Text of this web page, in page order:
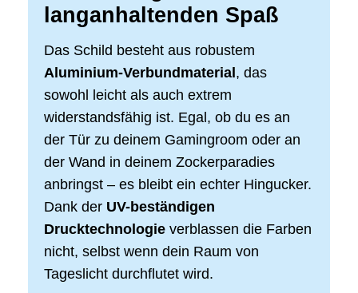
langanhaltenden Spaß
Das Schild besteht aus robustem
Aluminium-Verbundmaterial, das
sowohl leicht als auch extrem
widerstandsfähig ist. Egal, ob du es an
der Tür zu deinem Gamingroom oder an
der Wand in deinem Zockerparadies
anbringst – es bleibt ein echter Hingucker.
Dank der UV-beständigen
Drucktechnologie verblassen die Farben
nicht, selbst wenn dein Raum von
Tageslicht durchflutet wird.